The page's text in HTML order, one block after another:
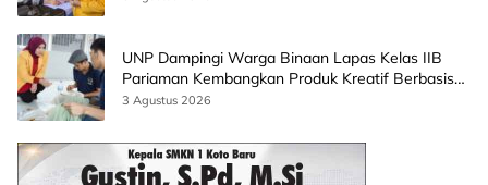
UNP Dampingi Warga Binaan Lapas Kelas IIB
Pariaman Kembangkan Produk Kreatif Berbasis
AI
3 Agustus 2026